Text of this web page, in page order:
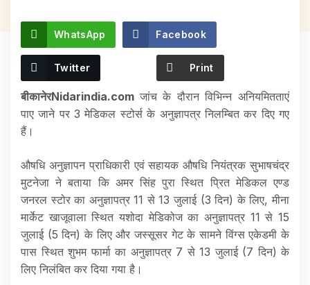
WhatsApp Facebook
Twitter Print
बीकानेरNidarindia.com जांच के दौरान विभिन्न अनियमितताएं
पाए जाने पर 3 मेडिकल स्टोर्स के अनुज्ञापत्र निलम्बित कर दिए गए
हैं।
औषधि अनुज्ञापन प्राधिकारी एवं सहायक औषधि नियंत्रक सुभाषचंद्र
मुटनेजा ने बताया कि अमर सिंह पुरा स्थित प्रित मेडिकल एण्ड
जनरल स्टोर का अनुज्ञापत्र 11 से 13 जुलाई (3 दिन) के लिए, मीना
मार्केट खाजूवाला स्थित यशोदा मेडिकोज का अनुज्ञापत्र 11 से 15
जुलाई (5 दिन) के लिए और जस्सूसर गेट के सामने विंग्स एकेडमी के
पास स्थित शुभम फार्मा का अनुज्ञापत्र 7 से 13 जुलाई (7 दिन) के
लिए निलंबित कर दिया गया है।